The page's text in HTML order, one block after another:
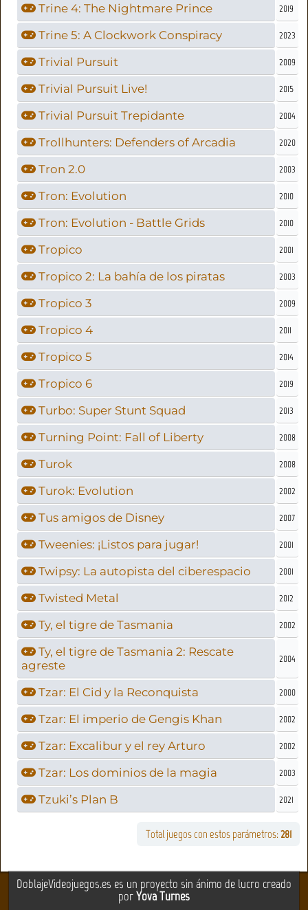
Trine 4: The Nightmare Prince 2019
Trine 5: A Clockwork Conspiracy 2023
Trivial Pursuit 2009
Trivial Pursuit Live! 2015
Trivial Pursuit Trepidante 2004
Trollhunters: Defenders of Arcadia 2020
Tron 2.0 2003
Tron: Evolution 2010
Tron: Evolution - Battle Grids 2010
Tropico 2001
Tropico 2: La bahía de los piratas 2003
Tropico 3 2009
Tropico 4 2011
Tropico 5 2014
Tropico 6 2019
Turbo: Super Stunt Squad 2013
Turning Point: Fall of Liberty 2008
Turok 2008
Turok: Evolution 2002
Tus amigos de Disney 2007
Tweenies: ¡Listos para jugar! 2001
Twipsy: La autopista del ciberespacio 2001
Twisted Metal 2012
Ty, el tigre de Tasmania 2002
Ty, el tigre de Tasmania 2: Rescate
agreste
2004
Tzar: El Cid y la Reconquista 2000
Tzar: El imperio de Gengis Khan 2002
Tzar: Excalibur y el rey Arturo 2002
Tzar: Los dominios de la magia 2003
Tzuki’s Plan B 2021
Total juegos con estos parámetros: 281
DoblajeVideojuegos.es es un proyecto sin ánimo de lucro creado
porYova Turnes